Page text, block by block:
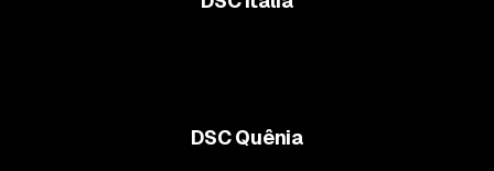
DSC Quênia